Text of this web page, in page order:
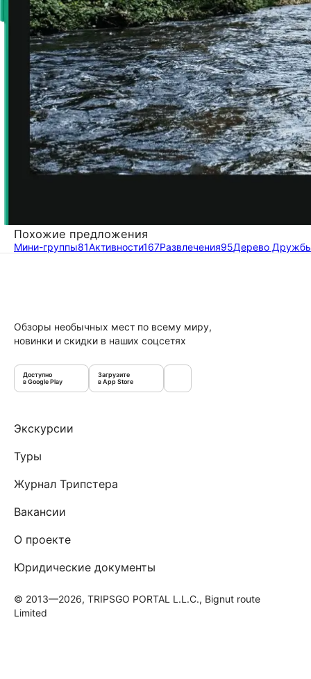
Похожие предложения
Мини-группы81Активности167Развлечения95Дерево
Обзоры необычных мест по всему миру,
новинки и скидки в наших соцсетях
Доступно
в Google Play
Загрузите
в App Store
Экскурсии
Туры
Журнал Трипстера
Вакансии
О проекте
Юридические документы
© 2013—2026, TRIPSGO PORTAL L.L.C., Bignut route
Limited